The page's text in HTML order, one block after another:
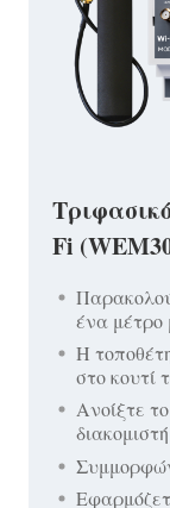
Fi
ένα μέτρο
Η
στο κουτί
Ανοίξτε
διακομιστή